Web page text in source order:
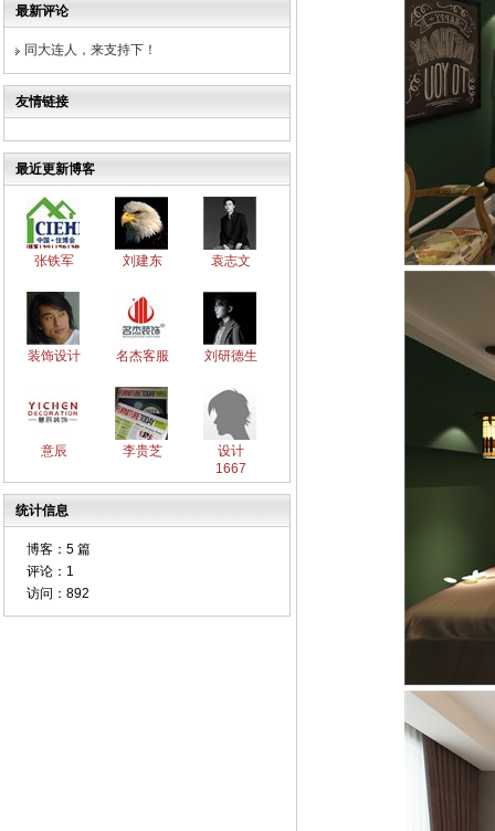
最新评论
同大连人，来支持下！
友情链接
最近更新博客
张铁军 刘建东 袁志文
装饰设计 名杰客服 刘研德生
意辰 李贵芝
设计
1667
统计信息
博客： 5 篇
评论： 1
访问： 892